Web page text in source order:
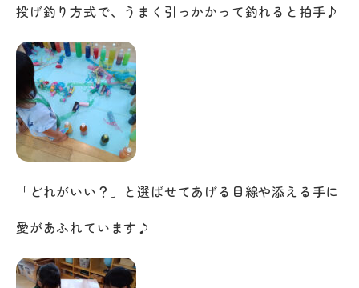
投げ釣り方式で、うまく引っかかって釣れると拍手♪
「どれがいい？」と選ばせてあげる目線や添える手に
愛があふれています♪